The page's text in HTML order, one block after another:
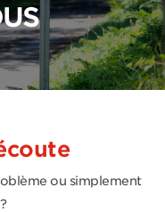
ou simplement